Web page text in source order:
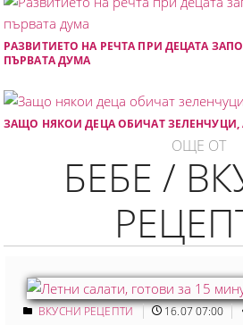
РАЗВИТИЕТО НА РЕЧТА ПРИ ДЕЦАТА
ПЪРВАТА ДУМА
ЗАЩО НЯКОИ ДЕЦА ОБИЧАТ ЗЕЛЕНЧУЦИ,
ОЩЕ ОТ
БЕБЕ /
ВКУСНИ РЕЦЕПТИ 16.07 07:00